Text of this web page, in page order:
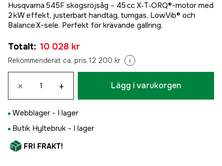
Husqvarna 545F skogsröjsåg – 45 cc X‑T‑ORQ®-motor med
2 kW effekt, justerbart handtag, tumgas, LowVib® och
Balance X-sele. Perfekt för krävande gallring.
Totalt: 10 028 kr
Rekommenderat ca. pris 12 200 kr i
× + Lägg i varukorgen
Webblager - I lager
Butik Hyltebruk - I lager
FRI FRAKT!